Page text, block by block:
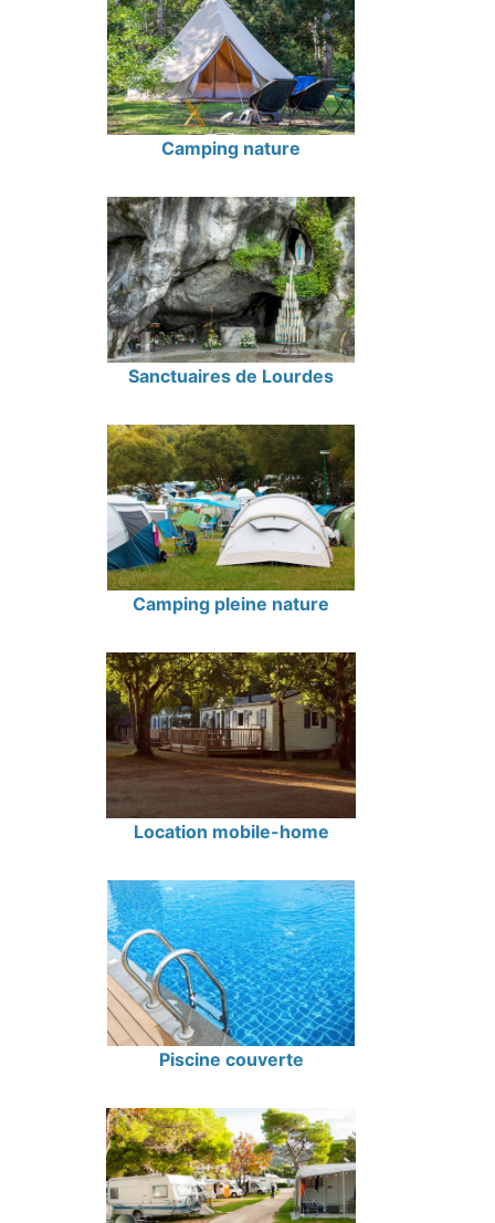
Camping nature
Sanctuaires de Lourdes
Camping pleine nature
Location mobile-home
Piscine couverte